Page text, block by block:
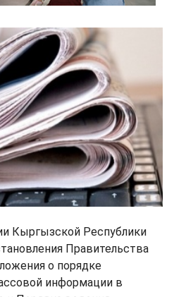
Кыргызской Республики
Правительства
о порядке
информации в